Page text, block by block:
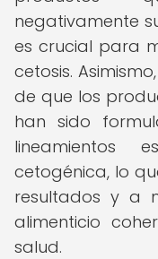
negativamente
es crucial para
cetosis.
de que los
han sido
lineamientos
cetogénica, lo
resultados y a
alimenticio
salud.